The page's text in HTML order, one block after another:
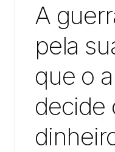
A
pela
que o
decide